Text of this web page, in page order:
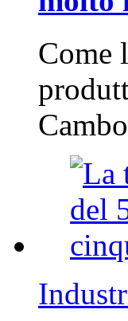
Come